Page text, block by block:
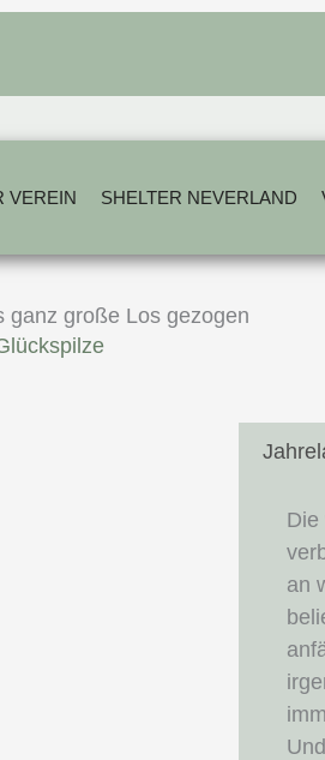
VEREIN SHELTER NEVERLAND
ganz große Los gezogen
Die
an